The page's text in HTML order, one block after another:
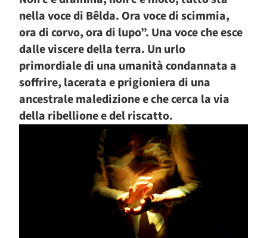
nella voce di Bêlda. Ora voce di scimmia,
ora di corvo, ora di lupo”. Una voce che esce
dalle viscere della terra. Un urlo
primordiale di una umanità condannata a
soffrire, lacerata e prigioniera di una
ancestrale maledizione e che cerca la via
della ribellione e del riscatto.